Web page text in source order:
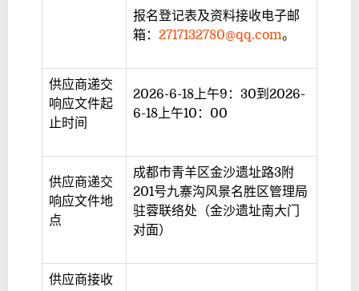
报名登记表及资料接收电子邮
箱： 2717132780@qq.com。
供应商递交
响应文件起
止时间
2026-6-18上午9：30到2026-
6-18上午10：00
供应商递交
响应文件地
点
成都市青羊区金沙遗址路3附
201号九寨沟风景名胜区管理局
驻蓉联络处（金沙遗址南大门
对面）
供应商接收